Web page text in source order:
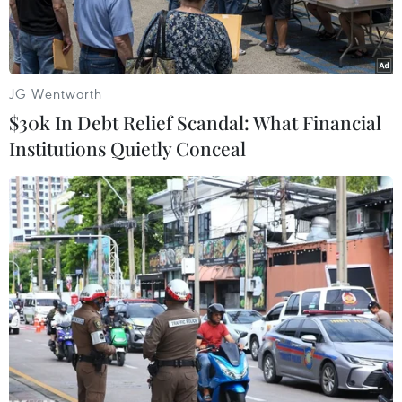
Phạm Văn Bộ tại cơ quan điều tra Công an huyện Bảo Lâm.
(Ảnh TTXVN phát)
Ngày 28/4, Công an huyện Bảo Lâm (Lâm Đồng)
cho biết đơn vị vừa bắt giữ Phạm Văn Bộ, 62
JG Wentworth
$30k In Debt Relief Scandal: What Financial
Institutions Quietly Conceal